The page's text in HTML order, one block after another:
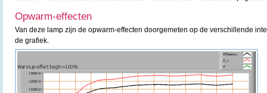
Opwarm-effecten
Van deze lamp zijn de opwarm-effecten doorgemeten op de verschillende
de grafiek.